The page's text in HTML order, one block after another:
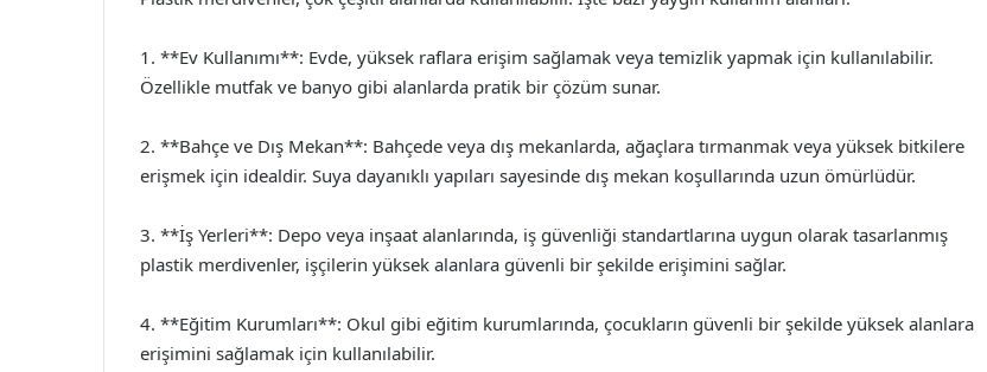
1. **Ev Kullanımı**: Evde, yüksek raflara erişim sağlamak veya temizlik yapmak için kullanılabilir.
Özellikle mutfak ve banyo gibi alanlarda pratik bir çözüm sunar.
2. **Bahçe ve Dış Mekan**: Bahçede veya dış mekanlarda, ağaçlara tırmanmak veya yüksek bitkilere
erişmek için idealdir. Suya dayanıklı yapıları sayesinde dış mekan koşullarında uzun ömürlüdür.
3. **İş Yerleri**: Depo veya inşaat alanlarında, iş güvenliği standartlarına uygun olarak tasarlanmış
plastik merdivenler, işçilerin yüksek alanlara güvenli bir şekilde erişimini sağlar.
4. **Eğitim Kurumları**: Okul gibi eğitim kurumlarında, çocukların güvenli bir şekilde yüksek alanlara
erişimini sağlamak için kullanılabilir.